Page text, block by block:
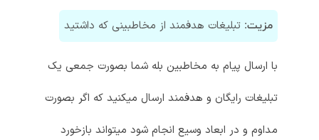
مزیت:تبلیغات هدفمند از مخاطبینی که داشتید
با ارسال پیام به مخاطبین بله شما بصورت جمعی یک
تبلیغات رایگان و هدفمند ارسال میکنید که اگر بصورت
مداوم و در ابعاد وسیع انجام شود میتواند بازخورد